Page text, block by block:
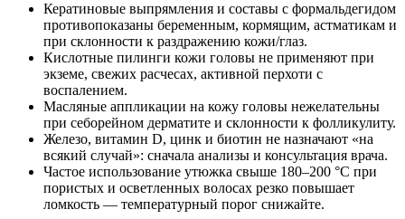
Кератиновые выпрямления и составы с формальдегидом
противопоказаны беременным, кормящим, астматикам и
при склонности к раздражению кожи/глаз.
Кислотные пилинги кожи головы не применяют при
экземе, свежих расчесах, активной перхоти с
воспалением.
Масляные аппликации на кожу головы нежелательны
при себорейном дерматите и склонности к фолликулиту.
Железо, витамин D, цинк и биотин не назначают «на
всякий случай»: сначала анализы и консультация врача.
Частое использование утюжка свыше 180–200 °C при
пористых и осветленных волосах резко повышает
ломкость — температурный порог снижайте.